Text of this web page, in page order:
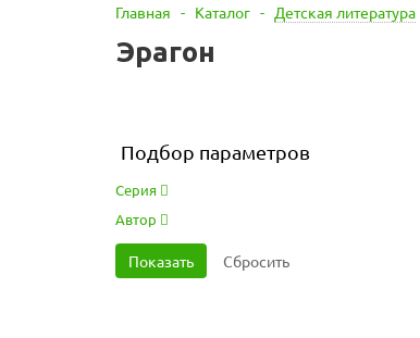
Главная - Каталог - Детская литература
Эрагон
Подбор параметров
Серия
Автор